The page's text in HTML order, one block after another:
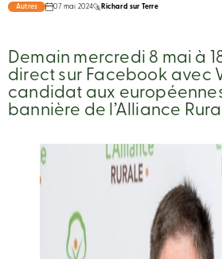
Autres 07 mai 2024 Richard sur Terre
Demain mercredi 8 mai à
direct sur Facebook avec
candidat aux
bannière de l’Alliance